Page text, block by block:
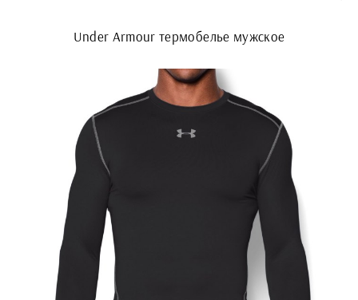
Under Armour термобелье мужское